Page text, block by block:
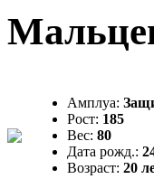
Амплуа:
Рост: 185
Вес: 80
Дата рожд.:
Возраст: 20